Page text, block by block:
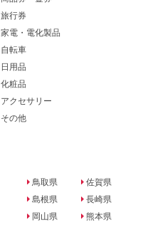
旅行券
家電・電化製品
自転車
日用品
化粧品
アクセサリー
その他
鳥取県
島根県
岡山県
佐賀県
長崎県
熊本県